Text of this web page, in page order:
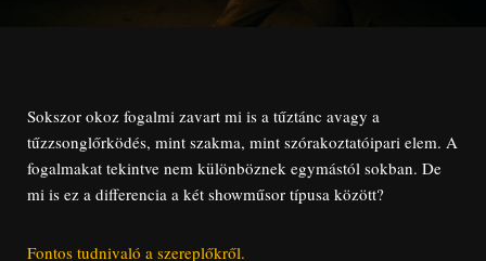
Sokszor okoz fogalmi zavart mi is a tűztánc avagy a
tűzzsonglőrködés, mint szakma, mint szórakoztatóipari elem. A
fogalmakat tekintve nem különböznek egymástól sokban. De
mi is ez a differencia a két showműsor típusa között?
Fontos tudnivaló a szereplőkről.